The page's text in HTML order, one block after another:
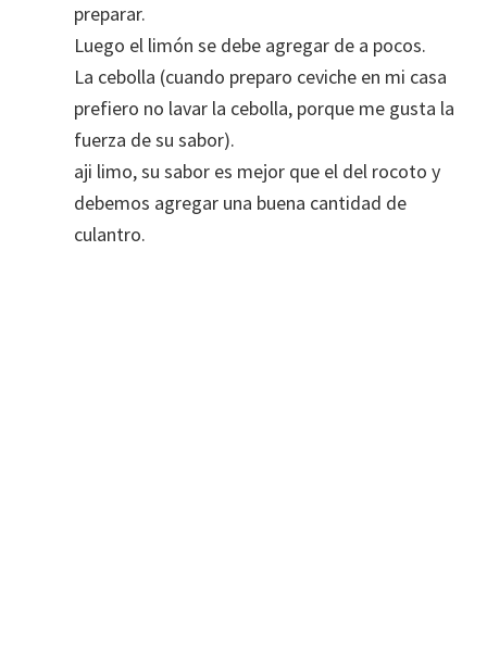
preparar.
Luego el limón se debe agregar de a pocos.
La cebolla (cuando preparo ceviche en mi casa
prefiero no lavar la cebolla, porque me gusta la
fuerza de su sabor).
aji limo, su sabor es mejor que el del rocoto y
debemos agregar una buena cantidad de
culantro.